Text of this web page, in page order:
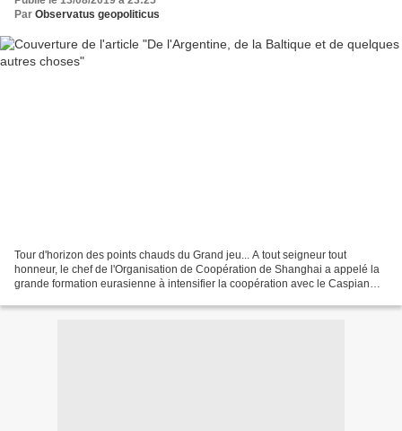
Par Observatus geopoliticus
Tour d'horizon des points chauds du Grand jeu... A tout seigneur tout
honneur, le chef de l'Organisation de Coopération de Shanghai a appelé la
grande formation eurasienne à intensifier la coopération avec le Caspian